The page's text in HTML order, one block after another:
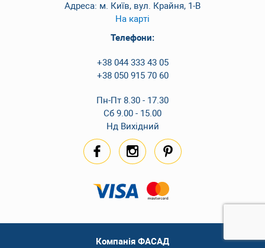
Адреса: м. Київ, вул. Крайня, 1-В
На карті
Телефони:
+38 044 333 43 05
+38 050 915 70 60
Пн-Пт 8.30 - 17.30
Сб 9.00 - 15.00
Нд Вихідний
Компанія ФАСАД